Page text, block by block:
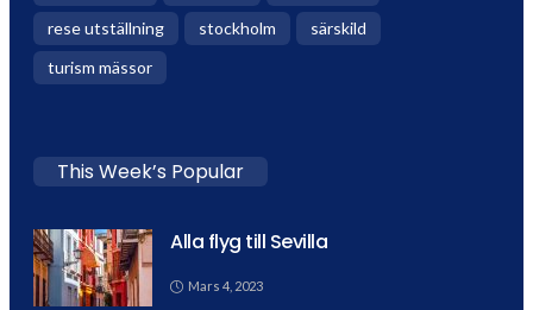
rese utställning
stockholm
särskild
turism mässor
This Week’s Popular
Alla flyg till Sevilla
Mars 4, 2023